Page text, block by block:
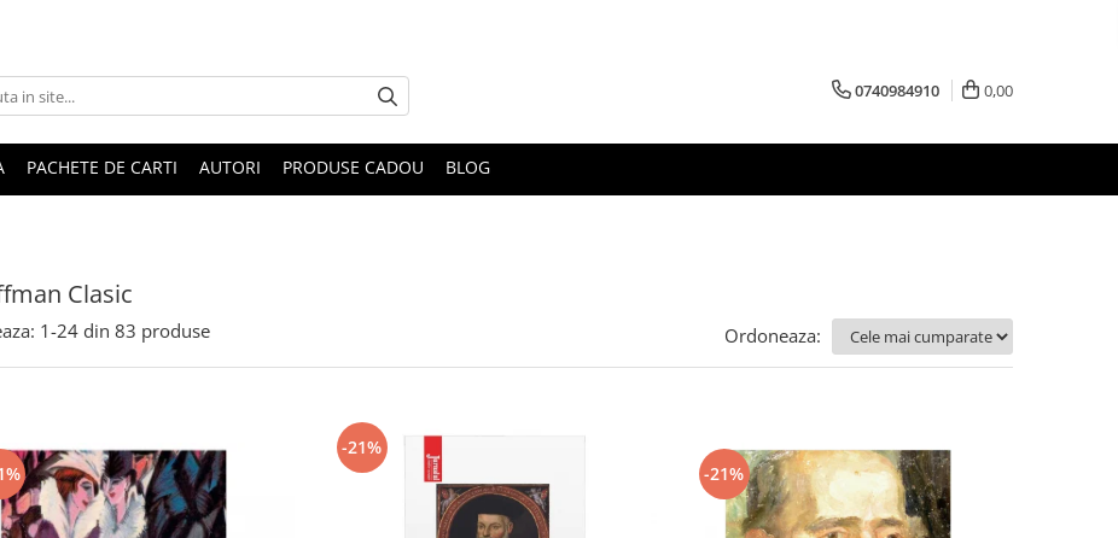
0740984910 0,00
PACHETE DE CARTI AUTORI PRODUSE CADOU BLOG
Clasic
1-24 din 83 produse Ordoneaza:
-21%
-21%